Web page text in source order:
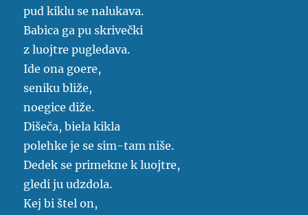
pud kiklu se nalukava.
Babica ga pu skrivečki
z luojtre pugledava.
Ide ona goere,
seniku bliže,
noegice diže.
Dišeča, biela kikla
polehke je se sim-tam niše.
Dedek se primekne k luojtre,
gledi ju udzdola.
Kej bi štel on,